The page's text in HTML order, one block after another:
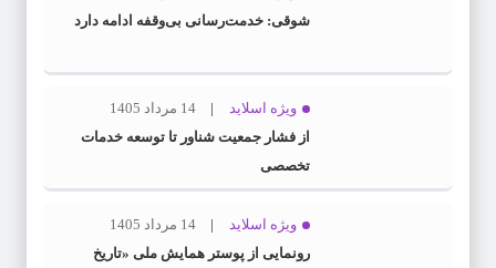
شوقی: خدمت‌رسانی بی‌وقفه ادامه دارد
ویژه اسلاید
14 مرداد 1405
از فشار جمعیت شناور تا توسعه خدمات
تخصصی
ویژه اسلاید
14 مرداد 1405
رونمایی از پوستر همایش ملی «تاریخ